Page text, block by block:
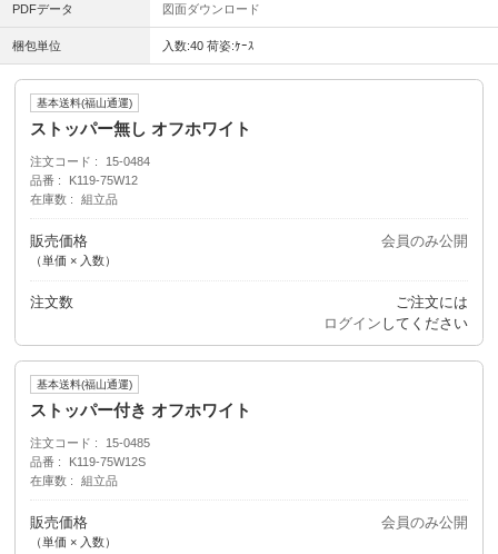
PDFデータ 図面ダウンロード
梱包単位 入数:40 荷姿:ｹｰｽ
基本送料(福山通運)
ストッパー無し オフホワイト
注文コード
15-0484
品番
K119-75W12
在庫数
組立品
販売価格
（単価 × 入数）
会員のみ公開
注文数
ご注文には
ログイン してください
基本送料(福山通運)
ストッパー付き オフホワイト
注文コード
15-0485
品番
K119-75W12S
在庫数
組立品
販売価格
（単価 × 入数）
会員のみ公開